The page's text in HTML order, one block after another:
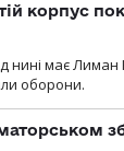
корпус
нині має
оборони.